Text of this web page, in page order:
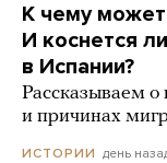
К чему может
И коснется
в Испании?
Рассказываем
и причинах
ИСТОРИИ день